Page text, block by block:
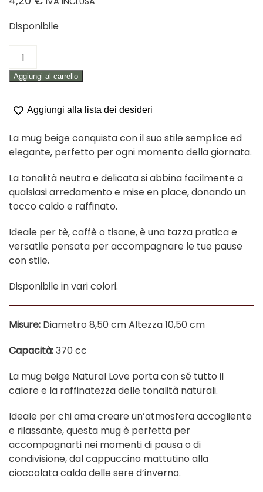
Disponibile
MUG
"NATURAL
quantità
Aggiungi al carrello
Aggiungi alla lista dei desideri
La mug beige conquista con il suo stile semplice ed
elegante, perfetto per ogni momento della giornata.
La tonalità neutra e delicata si abbina facilmente a
qualsiasi arredamento e mise en place, donando un
tocco caldo e raffinato.
Ideale per tè, caffè o tisane, è una tazza pratica e
versatile pensata per accompagnare le tue pause
con stile.
Disponibile in vari colori.
Misure: Diametro 8,50 cm Altezza 10,50 cm
Capacità:370 cc
La mug beige Natural Love porta con sé tutto il
calore e la raffinatezza delle tonalità naturali.
Ideale per chi ama creare un’atmosfera accogliente
e rilassante, questa mug è perfetta per
accompagnarti nei momenti di pausa o di
condivisione, dal cappuccino mattutino alla
cioccolata calda delle sere d’inverno.